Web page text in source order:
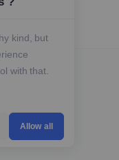
עברית
kind, but
with that.
Allow all